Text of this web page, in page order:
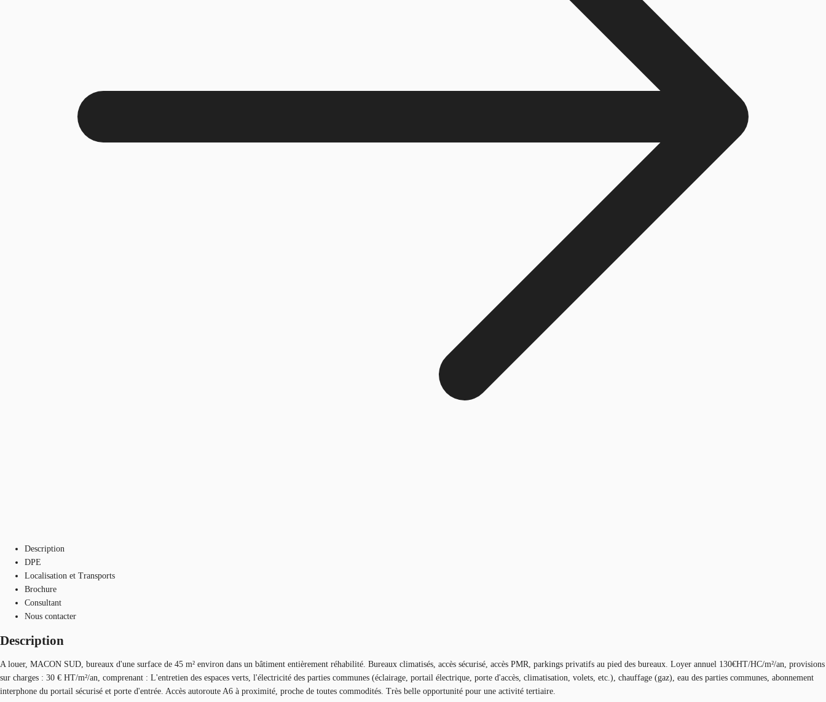
Description
DPE
Localisation et Transports
Brochure
Consultant
Nous contacter
Description
A louer, MACON SUD, bureaux d'une surface de 45 m² environ dans un bâtiment entièrement réhabilité. Bureaux climatisés, accès sécurisé, accès PMR, parkings privatifs au pied des bureaux. Loyer annuel 130€HT/HC/m²/an, provisions
sur charges : 30 € HT/m²/an, comprenant : L'entretien des espaces verts, l'électricité des parties communes (éclairage, portail électrique, porte d'accès, climatisation, volets, etc.), chauffage (gaz), eau des parties communes, abonnement
interphone du portail sécurisé et porte d'entrée. Accès autoroute A6 à proximité, proche de toutes commodités. Très belle opportunité pour une activité tertiaire.